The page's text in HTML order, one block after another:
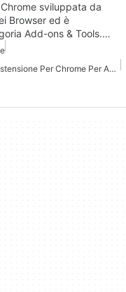
sviluppata da
Browser ed è
Add-ons & Tools.…
Miglior'estensione Per Chrome Per Aumentare Il Volume